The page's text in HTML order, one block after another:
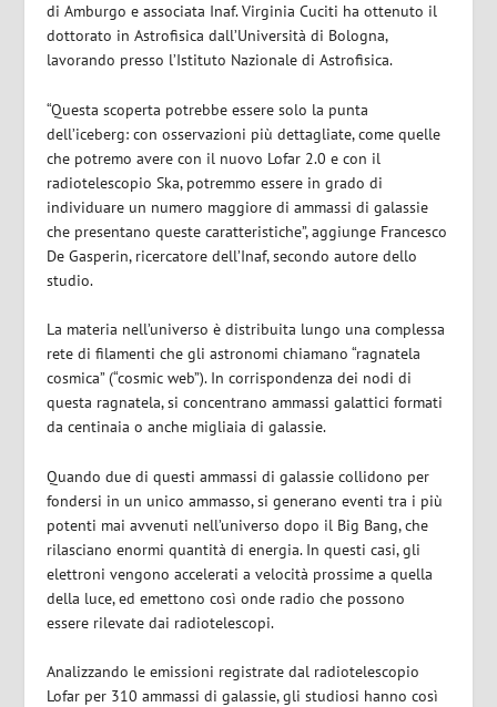
di Amburgo e associata Inaf. Virginia Cuciti ha ottenuto il
dottorato in Astrofisica dall’Università di Bologna,
lavorando presso l’Istituto Nazionale di Astrofisica.
“Questa scoperta potrebbe essere solo la punta
dell’iceberg: con osservazioni più dettagliate, come quelle
che potremo avere con il nuovo Lofar 2.0 e con il
radiotelescopio Ska, potremmo essere in grado di
individuare un numero maggiore di ammassi di galassie
che presentano queste caratteristiche”, aggiunge Francesco
De Gasperin, ricercatore dell’Inaf, secondo autore dello
studio.
La materia nell’universo è distribuita lungo una complessa
rete di filamenti che gli astronomi chiamano “ragnatela
cosmica” (“cosmic web”). In corrispondenza dei nodi di
questa ragnatela, si concentrano ammassi galattici formati
da centinaia o anche migliaia di galassie.
Quando due di questi ammassi di galassie collidono per
fondersi in un unico ammasso, si generano eventi tra i più
potenti mai avvenuti nell’universo dopo il Big Bang, che
rilasciano enormi quantità di energia. In questi casi, gli
elettroni vengono accelerati a velocità prossime a quella
della luce, ed emettono così onde radio che possono
essere rilevate dai radiotelescopi.
Analizzando le emissioni registrate dal radiotelescopio
Lofar per 310 ammassi di galassie, gli studiosi hanno così